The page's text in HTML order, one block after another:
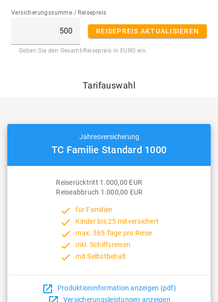
Versicherungssumme / Reisepreis
REISEPREIS AKTUALISIEREN
Geben Sie den Gesamt-Reisepreis in EURO ein.
Tarifauswahl
Jahresversicherung
TC Familie Standard 1000
Reiserücktritt 1.000,00 EUR
Reiseabbruch 1.000,00 EUR
done für Familien
done Kinder bis 25 mitversichert
done max. 365 Tage pro Reise
done inkl. Schiffsreisen
done mit Selbstbehalt
open_in_new Produktioninformation anzeigen (pdf)
Versicherungsleistungen anzeigen